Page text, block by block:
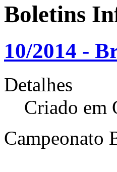
Boletins
10/2014 -
Detalhes
Criado em
Campeonato